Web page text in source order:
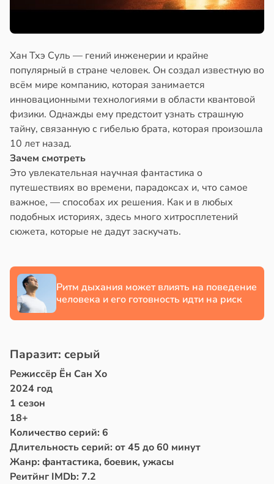
Хан Тхэ Суль — гений инженерии и крайне
популярный в стране человек. Он создал известную во
всём мире компанию, которая занимается
инновационными технологиями в области квантовой
физики. Однажды ему предстоит узнать страшную
тайну, связанную с гибелью брата, которая произошла
10 лет назад.
Зачем смотреть
Это увлекательная научная фантастика о
путешествиях во времени, парадоксах и, что самое
важное, — способах их решения. Как и в любых
подобных историях, здесь много хитросплетений
сюжета, которые не дадут заскучать.
Ритм дыхания может влиять на поведение
человека и его готовность идти на риск
Паразит: серый
Режиссёр Ён Сан Хо
2024 год
1 сезон
18+
Количество серий: 6
Длительность серий: от 45 до 60 минут
Жанр: фантастика, боевик, ужасы
Реитйнг IMDb: 7.2